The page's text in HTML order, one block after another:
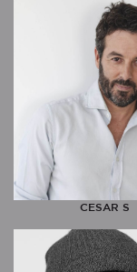
CESAR S